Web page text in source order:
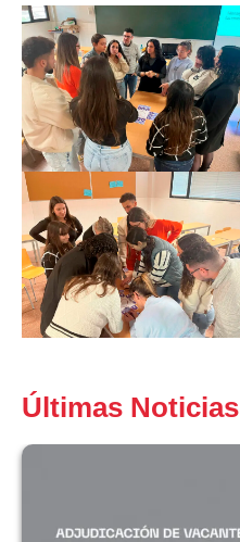
Últimas Noticias